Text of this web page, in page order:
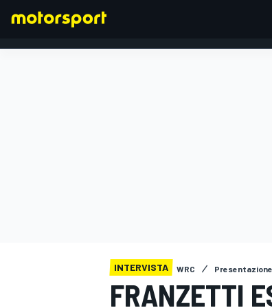
INTERVISTA WRC Presentazione
FRANZETTI